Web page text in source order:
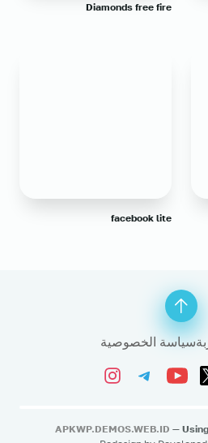
Diamonds free fire
facebook lite
سياسة الخصوصية
APKWP.DEMOS.WEB.ID —